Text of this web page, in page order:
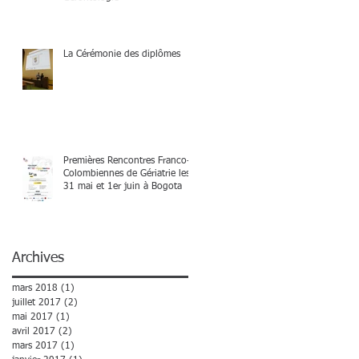
La Cérémonie des diplômes
Premières Rencontres Franco-
Colombiennes de Gériatrie les
31 mai et 1er juin à Bogota
Archives
mars 2018 (1)
juillet 2017 (2)
mai 2017 (1)
avril 2017 (2)
mars 2017 (1)